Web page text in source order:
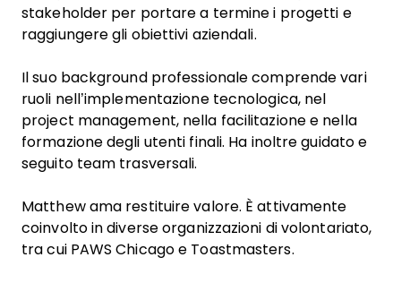
stakeholder per portare a termine i progetti e
raggiungere gli obiettivi aziendali.
Il suo background professionale comprende vari
ruoli nell’implementazione tecnologica, nel
project management, nella facilitazione e nella
formazione degli utenti finali. Ha inoltre guidato e
seguito team trasversali.
Matthew ama restituire valore. È attivamente
coinvolto in diverse organizzazioni di volontariato,
tra cui PAWS Chicago e Toastmasters.